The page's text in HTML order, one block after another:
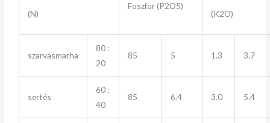
(N)
Foszfor (P2O5)
(K2O)
szarvasmarha
80 :
20
85 5 1.3 3.7
sertés
60 :
40
85 6.4 3.0 5.4